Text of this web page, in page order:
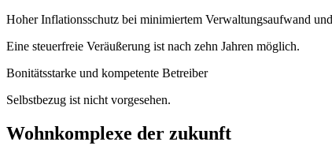
Hoher Inflationsschutz bei minimiertem Verwaltungsaufwand
Eine steuerfreie Veräußerung ist nach zehn Jahren möglich.
Bonitätsstarke und kompetente Betreiber
Selbstbezug ist nicht vorgesehen.
Wohnkomplexe der zukunft